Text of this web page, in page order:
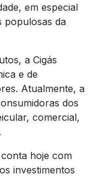
em especial
populosas da
a Cigás
e de
Atualmente, a
dos
comercial,
hoje com
investimentos